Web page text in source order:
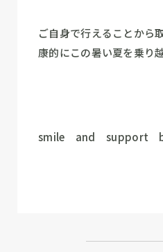
ご自身で行えることから
康的にこの暑い夏を乗り
smile and support by